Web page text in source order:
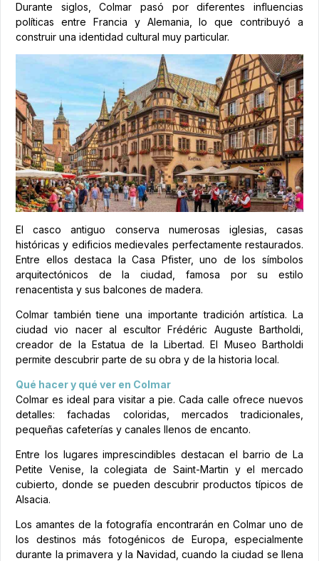
Durante siglos, Colmar pasó por diferentes influencias
políticas entre Francia y Alemania, lo que contribuyó a
construir una identidad cultural muy particular.
El casco antiguo conserva numerosas iglesias, casas
históricas y edificios medievales perfectamente restaurados.
Entre ellos destaca la Casa Pfister, uno de los símbolos
arquitectónicos de la ciudad, famosa por su estilo
renacentista y sus balcones de madera.
Colmar también tiene una importante tradición artística. La
ciudad vio nacer al escultor Frédéric Auguste Bartholdi,
creador de la Estatua de la Libertad. El Museo Bartholdi
permite descubrir parte de su obra y de la historia local.
Qué hacer y qué ver en Colmar
Colmar es ideal para visitar a pie. Cada calle ofrece nuevos
detalles: fachadas coloridas, mercados tradicionales,
pequeñas cafeterías y canales llenos de encanto.
Entre los lugares imprescindibles destacan el barrio de La
Petite Venise, la colegiata de Saint-Martin y el mercado
cubierto, donde se pueden descubrir productos típicos de
Alsacia.
Los amantes de la fotografía encontrarán en Colmar uno de
los destinos más fotogénicos de Europa, especialmente
durante la primavera y la Navidad, cuando la ciudad se llena